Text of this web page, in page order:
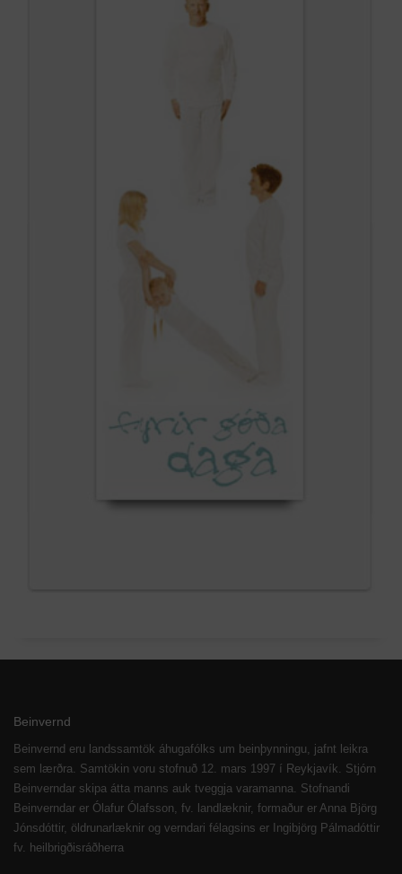
Beinvernd
Beinvernd eru landssamtök áhugafólks um beinþynningu, jafnt leikra
sem lærðra. Samtökin voru stofnuð 12. mars 1997 í Reykjavík. Stjórn
Beinverndar skipa átta manns auk tveggja varamanna. Stofnandi
Beinverndar er Ólafur Ólafsson, fv. landlæknir, formaður er Anna Björg
Jónsdóttir, öldrunarlæknir og verndari félagsins er Ingibjörg Pálmadóttir
fv. heilbrigðisráðherra